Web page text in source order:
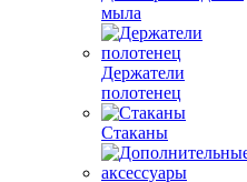
мыла
Держатели
полотенец
Стаканы